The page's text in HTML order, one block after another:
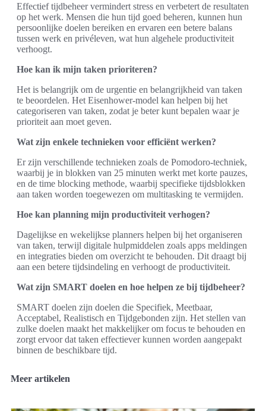
Effectief tijdbeheer vermindert stress en verbetert de resultaten
op het werk. Mensen die hun tijd goed beheren, kunnen hun
persoonlijke doelen bereiken en ervaren een betere balans
tussen werk en privéleven, wat hun algehele productiviteit
verhoogt.
Hoe kan ik mijn taken prioriteren?
Het is belangrijk om de urgentie en belangrijkheid van taken
te beoordelen. Het Eisenhower-model kan helpen bij het
categoriseren van taken, zodat je beter kunt bepalen waar je
prioriteit aan moet geven.
Wat zijn enkele technieken voor efficiënt werken?
Er zijn verschillende technieken zoals de Pomodoro-techniek,
waarbij je in blokken van 25 minuten werkt met korte pauzes,
en de time blocking methode, waarbij specifieke tijdsblokken
aan taken worden toegewezen om multitasking te vermijden.
Hoe kan planning mijn productiviteit verhogen?
Dagelijkse en wekelijkse planners helpen bij het organiseren
van taken, terwijl digitale hulpmiddelen zoals apps meldingen
en integraties bieden om overzicht te behouden. Dit draagt bij
aan een betere tijdsindeling en verhoogt de productiviteit.
Wat zijn SMART doelen en hoe helpen ze bij tijdbeheer?
SMART doelen zijn doelen die Specifiek, Meetbaar,
Acceptabel, Realistisch en Tijdgebonden zijn. Het stellen van
zulke doelen maakt het makkelijker om focus te behouden en
zorgt ervoor dat taken effectiever kunnen worden aangepakt
binnen de beschikbare tijd.
Meer artikelen